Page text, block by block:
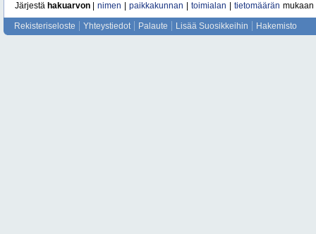
Järjestä hakuarvon nimen paikkakunnan toimialan tietomäärän mukaan
Rekisteriseloste Yhteystiedot Palaute Lisää Suosikkeihin Hakemisto